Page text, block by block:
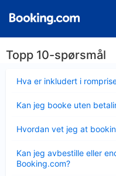
Topp 10-spørsmål
Hva er inkludert i
mindre
Kan jeg booke uten
mindre
Hvordan vet jeg at
mindre
Kan jeg avbestille eller
Booking.com?
mindre